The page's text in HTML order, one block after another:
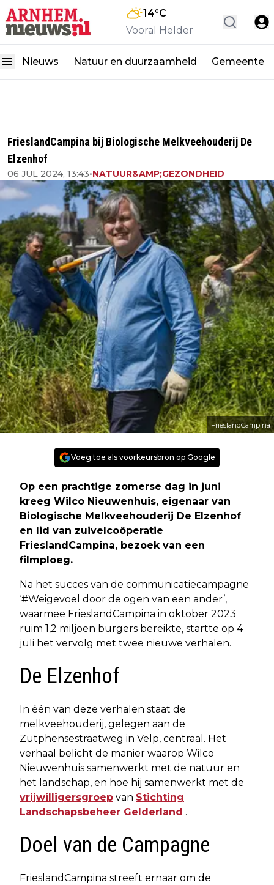
14°C
Vooral Helder
Nieuws Natuur en duurzaamheid Gemeente
FrieslandCampina bij Biologische Melkveehouderij De
Elzenhof
06 JUL 2024, 13:43•NATUUR&AMP;GEZONDHEID
FrieslandCampina
Voeg toe als voorkeursbron op Google
Op een prachtige zomerse dag in juni
kreeg Wilco Nieuwenhuis, eigenaar van
Biologische Melkveehouderij De Elzenhof
en lid van zuivelcoöperatie
FrieslandCampina, bezoek van een
filmploeg.
Na het succes van de communicatiecampagne
‘#Weigevoel door de ogen van een ander’,
waarmee FrieslandCampina in oktober 2023
ruim 1,2 miljoen burgers bereikte, startte op 4
juli het vervolg met twee nieuwe verhalen.
De Elzenhof
In één van deze verhalen staat de
melkveehouderij, gelegen aan de
Zutphensestraatweg in Velp, centraal. Het
verhaal belicht de manier waarop Wilco
Nieuwenhuis samenwerkt met de natuur en
het landschap, en hoe hij samenwerkt met de
vrijwilligersgroep van Stichting
Landschapsbeheer Gelderland .
Doel van de Campagne
FrieslandCampina streeft ernaar om de